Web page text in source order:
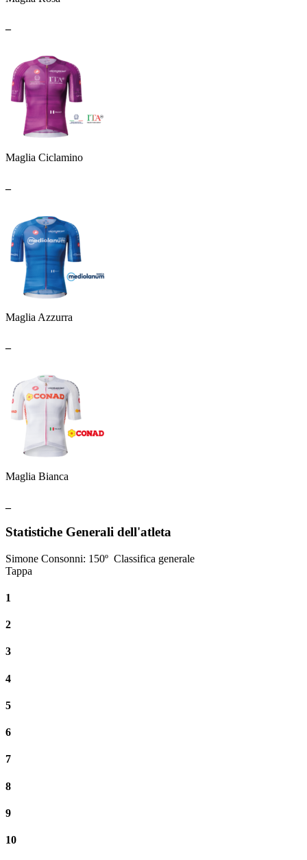
Maglia Ciclamino
Maglia Azzurra
Maglia Bianca
Statistiche Generali dell'atleta
Simone Consonni: 150º Classifica generale
Tappa
1
2
3
4
5
6
7
8
9
10